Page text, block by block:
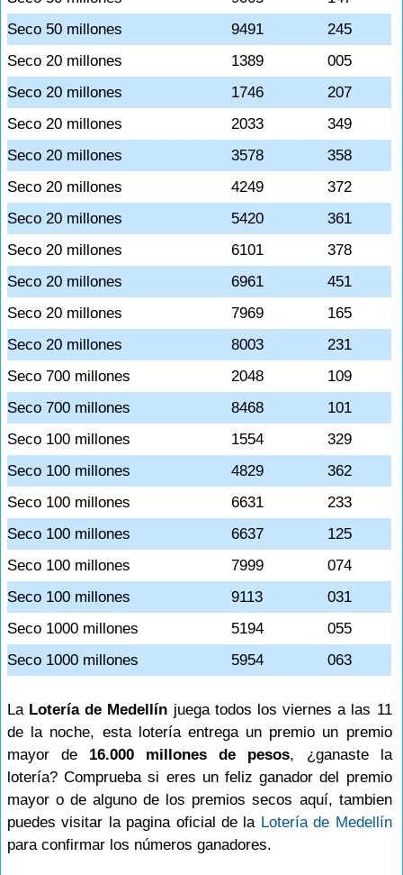
Seco 50 millones
9491
245
Seco 20 millones
1389
005
Seco 20 millones
1746
207
Seco 20 millones
2033
349
Seco 20 millones
3578
358
Seco 20 millones
4249
372
Seco 20 millones
5420
361
Seco 20 millones
6101
378
Seco 20 millones
6961
451
Seco 20 millones
7969
165
Seco 20 millones
8003
231
Seco 700 millones
2048
109
Seco 700 millones
8468
101
Seco 100 millones
1554
329
Seco 100 millones
4829
362
Seco 100 millones
6631
233
Seco 100 millones
6637
125
Seco 100 millones
7999
074
Seco 100 millones
9113
031
Seco 1000 millones
5194
055
Seco 1000 millones
5954 063
La Lotería de Medellín juega todos los viernes a las 11
de la noche, esta lotería entrega un premio un premio
mayor de 16.000 millones de pesos, ¿ganaste la
lotería? Comprueba si eres un feliz ganador del premio
mayor o de alguno de los premios secos aquí, tambien
puedes visitar la pagina oficial de la Lotería de Medellín
para confirmar los números ganadores.